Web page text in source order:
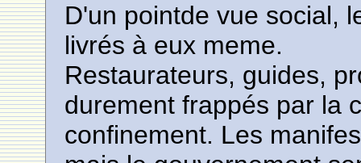
D'un pointde vue social,
livrés à eux meme.
Restaurateurs, guides,
durement frappés par la
confinement. Les